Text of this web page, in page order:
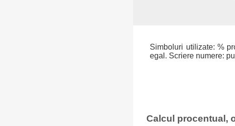
Simboluri utilizate: %
egal. Scriere numere:
Calcul procentual,